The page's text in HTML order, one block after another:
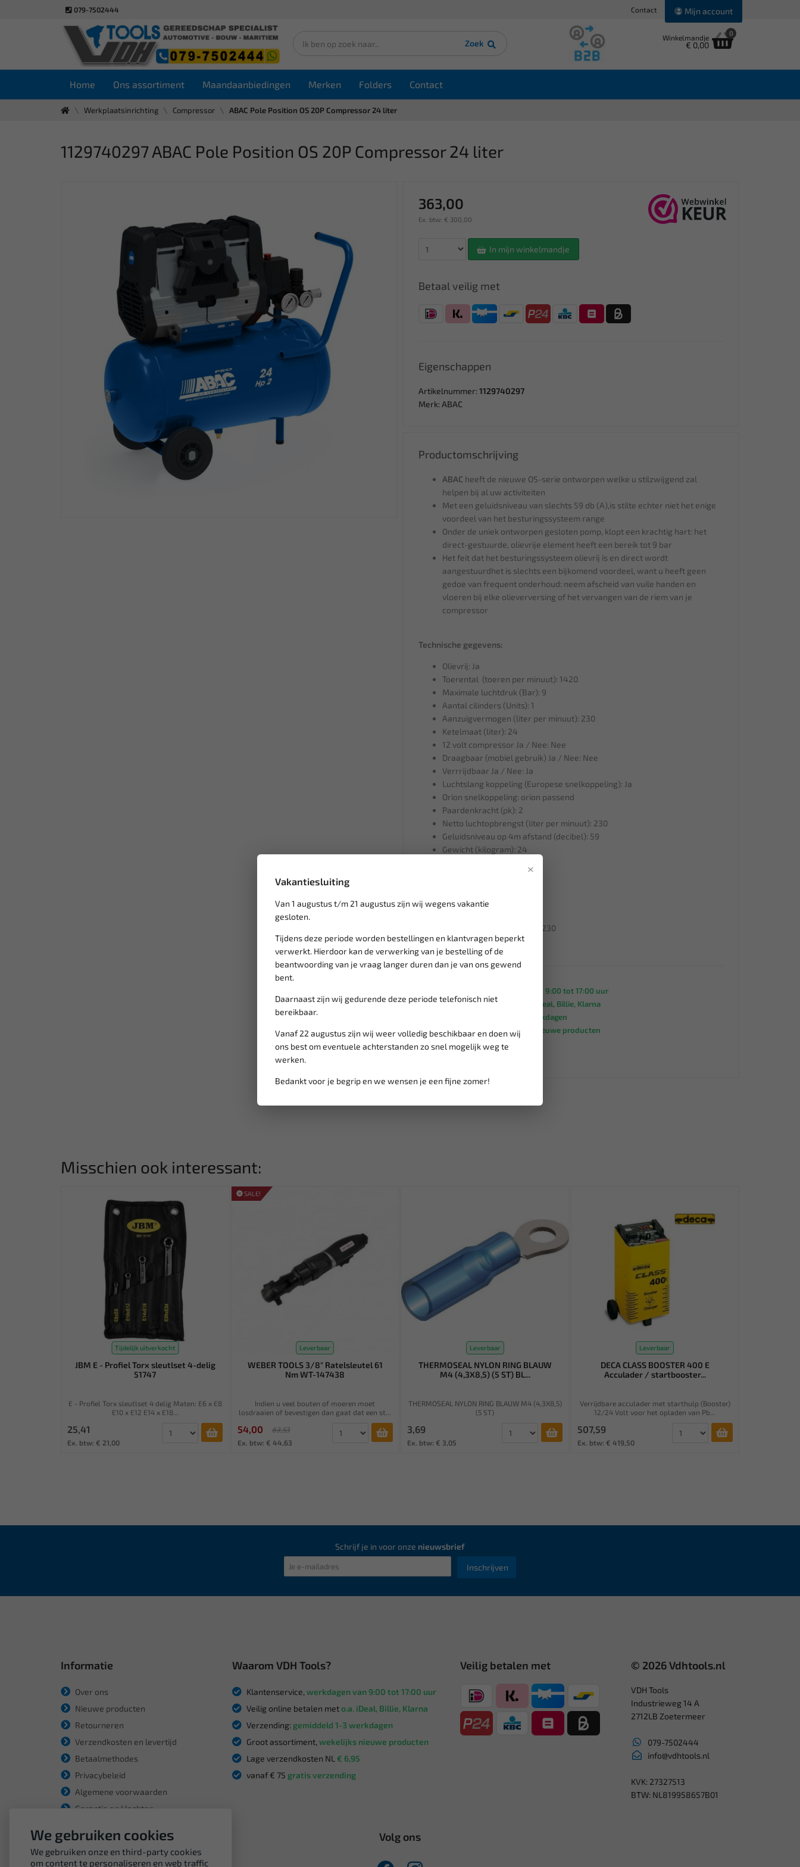
079-7502444 Contact Mijn account
Zoek
Winkelmandje
€ 0,00
0
Home Ons assortiment Maandaanbiedingen Merken Folders Contact
Werkplaatsinrichting Compressor ABAC Pole Position OS 20P Compressor 24 liter
×
Vakantiesluiting
Van 1 augustus t/m 21 augustus zijn wij wegens vakantie
gesloten.
Tijdens deze periode worden bestellingen en klantvragen beperkt
verwerkt. Hierdoor kan de verwerking van je bestelling of de
beantwoording van je vraag langer duren dan je van ons gewend
bent.
Daarnaast zijn wij gedurende deze periode telefonisch niet
bereikbaar.
Vanaf 22 augustus zijn wij weer volledig beschikbaar en doen wij
ons best om eventuele achterstanden zo snel mogelijk weg te
werken.
Bedankt voor je begrip en we wensen je een fijne zomer!
1129740297 ABAC Pole Position OS 20P Compressor 24 liter
363,00
Ex. btw: € 300,00
In mijn winkelmandje
Betaal veilig met
Eigenschappen
Artikelnummer: 1129740297
Merk: ABAC
Productomschrijving
ABAC heeft de nieuwe OS-serie ontworpen welke u stilzwijgend zal
helpen bij al uw activiteiten
Met een geluidsniveau van slechts 59 db (A),is stilte echter niet het enige
voordeel van het besturingssysteem range
Onder de uniek ontworpen gesloten pomp, klopt een krachtig hart: het
direct-gestuurde, olievrije element heeft een bereik tot 9 bar
Het feit dat het besturingssysteem olievrij is en direct wordt
aangestuurdhet is slechts een bijkomend voordeel, want u heeft geen
gedoe van frequent onderhoud: neem afscheid van vuile handen en
vloeren bij elke olieverversing of het vervangen van de riem van je
compressor
Technische gegevens:
Olievrij: Ja
Toerental (toeren per minuut): 1420
Maximale luchtdruk (Bar): 9
Aantal cilinders (Units): 1
Aanzuigvermogen (liter per minuut): 230
Ketelmaat (liter): 24
12 volt compressor Ja / Nee: Nee
Draagbaar (mobiel gebruik) Ja / Nee: Nee
Verrrijdbaar Ja / Nee: Ja
Luchtslang koppeling (Europese snelkoppeling): Ja
Orion snelkoppeling: orion passend
Paardenkracht (pk): 2
Netto luchtopbrengst (liter per minuut): 230
Geluidsniveau op 4m afstand (decibel): 59
Gewicht (kilogram): 24
Breedte (centimeter): 30
Netstroom Ja / Nee: Ja
Aansluitspanning # (Volt): 230
Vermogen # (Watt): 1500
werkdagen van 9:00 tot 17:00 uur
Veilig online betalen met
o.a. iDeal, Billie, Klarna
gemiddeld 1-3 werkdagen
Groot assortiment,
wekelijks nieuwe producten
Lage verzendkosten NL
Misschien ook interessant:
Tijdelijk uitverkocht
JBM E - Profiel Torx sleutlset 4-delig
51747
E - Profiel Torx sleutlset 4 delig Maten: E6 x E8
E10 x E12 E14 x E18...
25,41
Ex. btw: € 21,00
SALE!
Leverbaar
WEBER TOOLS 3/8" Ratelsleutel 61
Nm WT-147438
Indien u veel bouten of moeren moet
losdraaien of bevestigen dan gaat dat een st...
54,00
63,53
Ex. btw: € 44,63
Leverbaar
THERMOSEAL NYLON RING BLAUW
M4 (4,3X8,5) (5 ST) BL...
THERMOSEAL NYLON RING BLAUW M4 (4,3X8,5)
(5 ST)
3,69
Ex. btw: € 3,05
Leverbaar
DECA CLASS BOOSTER 400 E
Acculader / startbooster...
Verrijdbare acculader met starthulp (Booster)
12/24 Volt voor het opladen van Pb...
507,59
Ex. btw: € 419,50
Schrijf je in voor onze nieuwsbrief
Inschrijven
Informatie
Over ons
Nieuwe producten
Retourneren
Verzendkosten en levertijd
Betaalmethodes
Privacybeleid
Algemene voorwaarden
Garantie en klachten
Waarom VDH Tools?
Klantenservice, werkdagen van 9:00 tot 17:00 uur
Veilig online betalen meto.a. iDeal, Billie, Klarna
Verzending: gemiddeld 1-3 werkdagen
Groot assortiment, wekelijks nieuwe producten
Lage verzendkosten NL € 6,95
vanaf € 75 gratis verzending
Veilig betalen met © 2026 Vdhtools.nl
VDH Tools
Industrieweg 14 A
2712LB Zoetermeer
079-7502444
info@vdhtools.nl
KVK: 27327513
BTW: NL819958657B01
Volg ons
We gebruiken cookies
We gebruiken onze en third-party cookies
om content te personaliseren en web traffic